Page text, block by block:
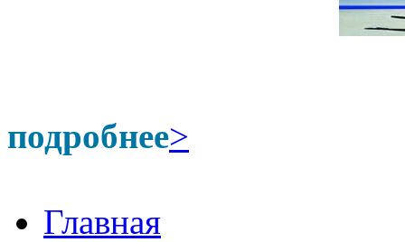
подробнее>
Главная